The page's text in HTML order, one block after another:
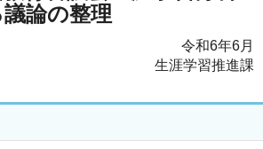
論の整理
令和6年6月
生涯学習推進課